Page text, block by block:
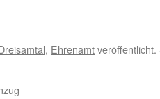
, Ehrenamt